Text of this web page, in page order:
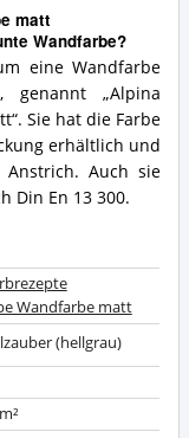
matt
Wandfarbe?
eine Wandfarbe
genannt „Alpina
Sie hat die Farbe
erhältlich und
Auch sie
Din En 13 300.
Wandfarbe matt
(hellgrau)